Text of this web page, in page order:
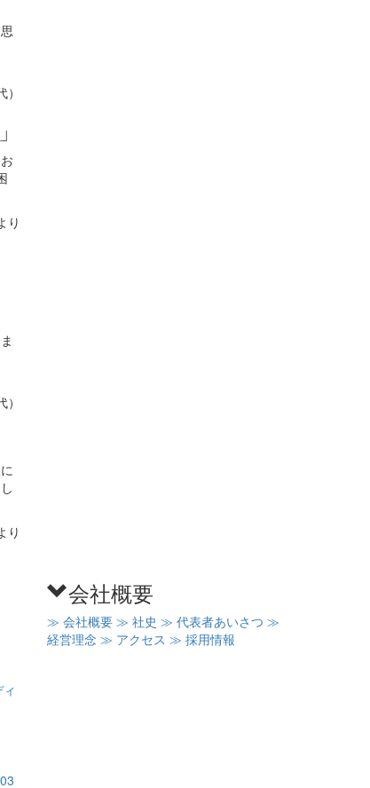
り
り
会社概要
≫ 会社概要 ≫ 社史 ≫ 代表者あいさつ ≫
経営理念 ≫ アクセス ≫ 採用情報